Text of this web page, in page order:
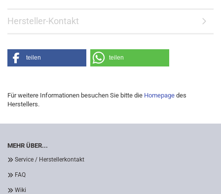
Hersteller-Kontakt
teilen teilen
Für weitere Informationen besuchen Sie bitte die Homepage des
Herstellers.
MEHR ÜBER...
Service / Herstellerkontakt
FAQ
Wiki